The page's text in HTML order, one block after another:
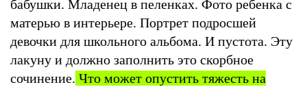
бабушки. Младенец в пеленках. Фото ребенка с
матерью в интерьере. Портрет подросшей
девочки для школьного альбома. И пустота. Эту
лакуну и должно заполнить это скорбное
сочинение. Что может опустить тяжесть на